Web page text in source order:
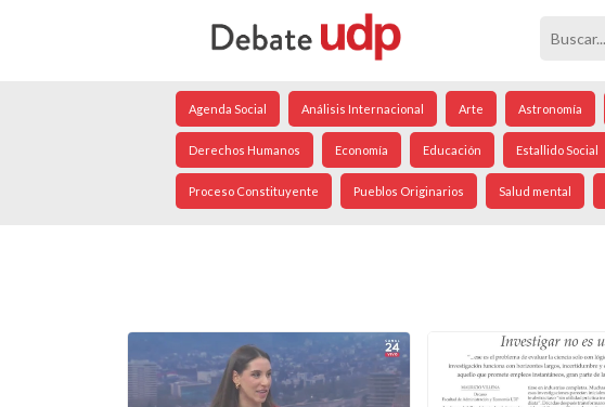
Agenda Social Análisis Internacional Arte Astronomía
Derechos Humanos Economía Educación Estallido Social
Proceso Constituyente Pueblos Originarios Salud mental